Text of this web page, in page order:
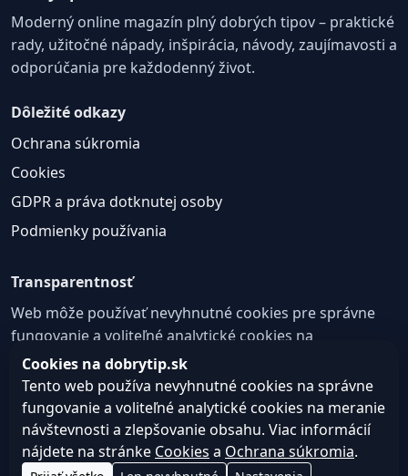
Moderný online magazín plný dobrých tipov – praktické
rady, užitočné nápady, inšpirácia, návody, zaujímavosti a
odporúčania pre každodenný život.
Dôležité odkazy
Ochrana súkromia
Cookies
GDPR a práva dotknutej osoby
Podmienky používania
Transparentnosť
Web môže používať nevyhnutné cookies pre správne
fungovanie a voliteľné analytické cookies na
zlepšovanie obsahu a používateľskej skúsenosti.
Nastavenie cookies
© 2026 dobrytip.sk
Cookies na dobrytip.sk
Tento web používa nevyhnutné cookies na správne
fungovanie a voliteľné analytické cookies na meranie
návštevnosti a zlepšovanie obsahu. Viac informácií
nájdete na stránke Cookies a Ochrana súkromia.